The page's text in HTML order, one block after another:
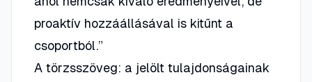
proaktív hozzáállásával is kitűnt a
csoportból.”
A törzsszöveg: a jelölt tulajdonságainak